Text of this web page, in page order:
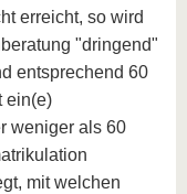
erreicht, so wird
"dringend"
entsprechend 60
ein(e)
weniger als 60
mit welchen